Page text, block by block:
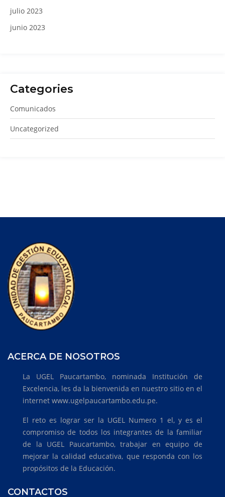
julio 2023
junio 2023
Categories
Comunicados
Uncategorized
ACERCA DE NOSOTROS
La UGEL Paucartambo, nominada Institución de
Excelencia, les da la bienvenida en nuestro sitio en el
internet www.ugelpaucartambo.edu.pe.
El reto es lograr ser la UGEL Numero 1 el, y es el
compromiso de todos los integrantes de la familiar
de la UGEL Paucartambo, trabajar en equipo de
mejorar la calidad educativa, que responda con los
propósitos de la Educación.
CONTACTOS